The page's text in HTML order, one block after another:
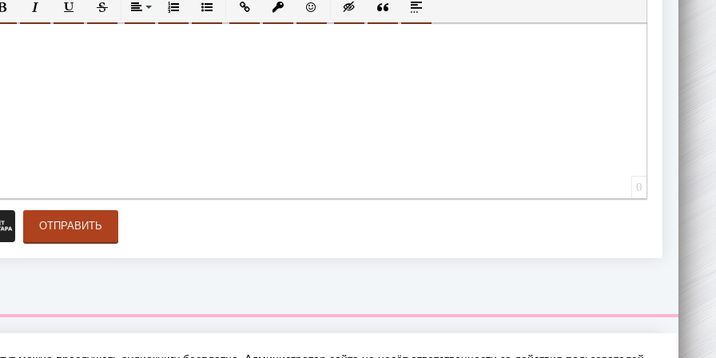
КУРСИВПОДЧЕРКНУТЫЙ
ЗАЧЕРКНУТЫЙВЫРАВНИВАНИЕ
НУМЕРОВАННЫЙ СПИСОК
МАРКИРОВАННЫЙ СПИСОК
ВСТАВИТЬ ССЫЛКУ
ВСТАВИТЬ ЗАЩИЩЕННУЮ ССЫЛКУ
ВСТАВИТЬ СМАЙЛИК
ВСТАВКА СКРЫТОГО ТЕКСТА
ВСТАВКА ЦИТАТЫ
ВСТАВКА СПОЙЛЕРА
0
ОТПРАВИТЬ